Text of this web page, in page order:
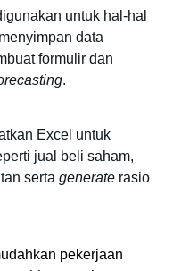
untuk hal-hal
formulir dan
.
Excel untuk
jual beli saham,
serta generate rasio
pekerjaan